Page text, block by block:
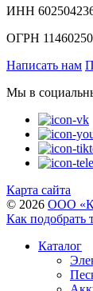
ИНН
ОГРН
Написать нам
Мы в
Карта сайта
© 2026 ООО
Как подобрать
Каталог